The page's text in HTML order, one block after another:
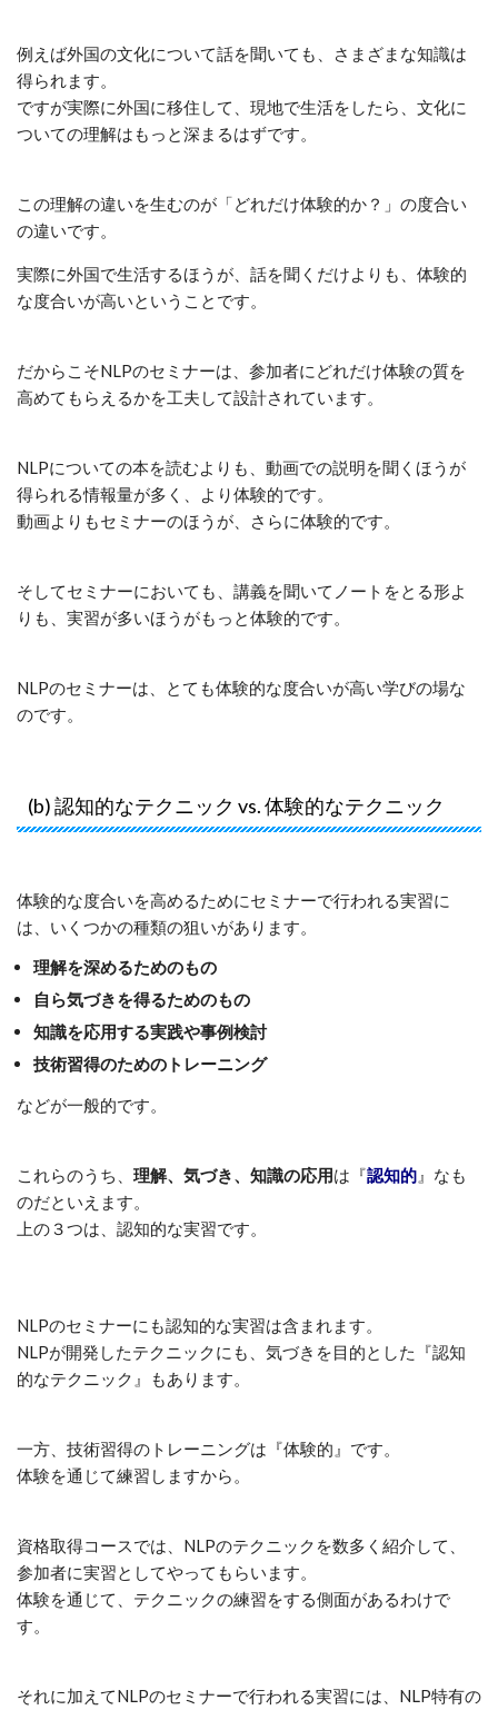
例えば外国の文化について話を聞いても、さまざまな知識は
得られます。
ですが実際に外国に移住して、現地で生活をしたら、文化に
ついての理解はもっと深まるはずです。
この理解の違いを生むのが「どれだけ体験的か？」の度合い
の違いです。
実際に外国で生活するほうが、話を聞くだけよりも、体験的
な度合いが高いということです。
だからこそNLPのセミナーは、参加者にどれだけ体験の質を
高めてもらえるかを工夫して設計されています。
NLPについての本を読むよりも、動画での説明を聞くほうが
得られる情報量が多く、より体験的です。
動画よりもセミナーのほうが、さらに体験的です。
そしてセミナーにおいても、講義を聞いてノートをとる形よ
りも、実習が多いほうがもっと体験的です。
NLPのセミナーは、とても体験的な度合いが高い学びの場な
のです。
(b) 認知的なテクニック vs. 体験的なテクニック
体験的な度合いを高めるためにセミナーで行われる実習に
は、いくつかの種類の狙いがあります。
理解を深めるためのもの
自ら気づきを得るためのもの
知識を応用する実践や事例検討
技術習得のためのトレーニング
などが一般的です。
これらのうち、 理解、気づき、知識の応用は『認知的 』なも
のだといえます。
上の３つは、認知的な実習です。
NLPのセミナーにも認知的な実習は含まれます。
NLPが開発したテクニックにも、気づきを目的とした『認知
的なテクニック』もあります。
一方、技術習得のトレーニングは『体験的』です。
体験を通じて練習しますから。
資格取得コースでは、NLPのテクニックを数多く紹介して、
参加者に実習としてやってもらいます。
体験を通じて、テクニックの練習をする側面があるわけで
す。
それに加えてNLPのセミナーで行われる実習には、NLP特有の